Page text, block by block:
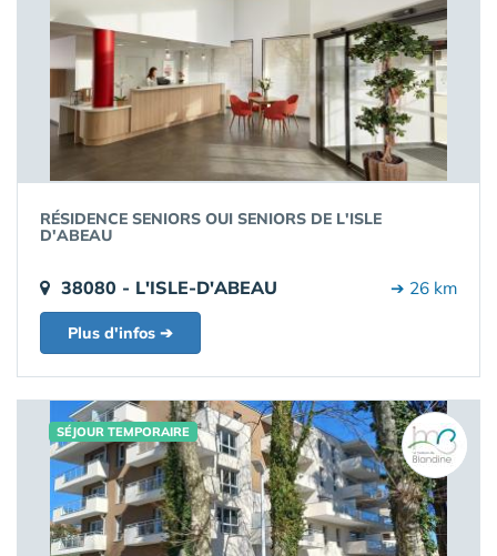
RÉSIDENCE SENIORS OUI SENIORS DE L'ISLE
D'ABEAU
38080 - L'ISLE-D'ABEAU ➔ 26 km
Plus d'infos ➔
SÉJOUR TEMPORAIRE